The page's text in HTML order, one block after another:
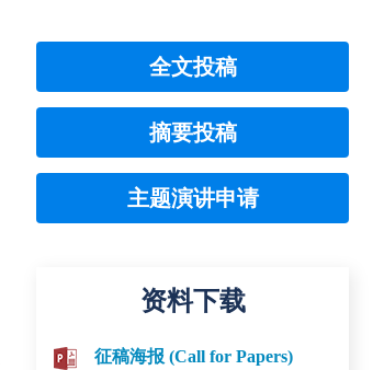
全文投稿
摘要投稿
主题演讲申请
资料下载
征稿海报 (Call for Papers)